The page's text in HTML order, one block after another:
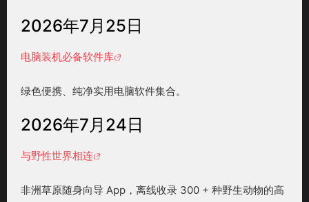
2026年7月25日
电脑装机必备软件库
绿色便携、纯净实用电脑软件集合。
2026年7月24日
与野性世界相连
非洲草原随身向导 App，离线收录 300 + 种野生动物的高